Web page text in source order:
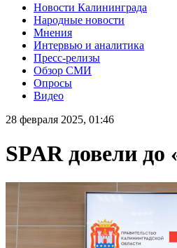
Новости Калининграда
Народные новости
Мнения
Интервью и аналитика
Пресс-релизы
Обзор СМИ
Опросы
Видео
28 февраля 2025, 01:46
SPAR довели до